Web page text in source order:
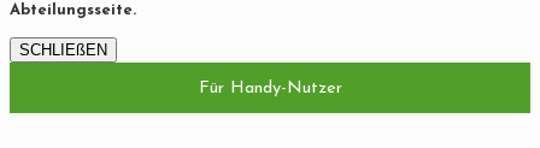
Abteilungsseite.
SCHLIEßEN
Für Handy-Nutzer